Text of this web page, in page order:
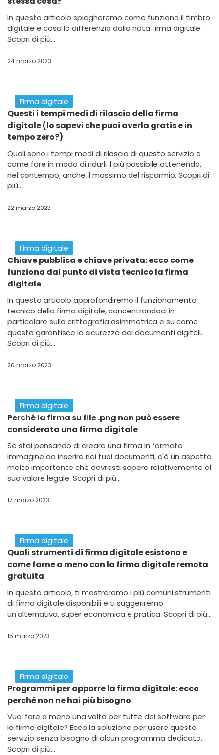
Tutto quello che devi sapere sul valore legale
della firma digitale
Scopri la firma digitale: come funziona, il suo valore
legale e come ottenerla gratuitamente. Risparmia
più...
Firma digitale
A cosa serve la marcatura temporale della firma
digitale?
Scopri cos’è e a cosa serve la marcatura temporale
della firma digitale e come ottenerla facilmente e
velocemente. Garantisci il valore legale. Leggi di più...
12 febbraio 2024
Firma digitale
Firma Digitale: usa e getta o Pay per Sign?
Scopri le differenze tra la firma digitale usa e getta e la
elettronica qualificata fa al caso tuo.
26 ottobre 2023
Firma digitale
Scopri come comunicare il Titolare Effettivo e quale
Firma Digitale scegliere per inviare la comunicazione al
Registro Imprese entro il giorno 11 Dicembre 2023. Leggi
23 ottobre 2023
Firma digitale
sottoscrivere documenti elettronici con comodità,
sicurezza e senza costi nascosti. Scopri di più...
07 settembre 2023
Firma digitale
Cosa permette di fare la firma digitale? Scopri i suoi
02 settembre 2023
Firma digitale
Il timbro digitale e la firma digitale sono la
stessa cosa?